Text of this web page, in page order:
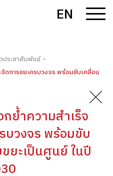
EN
ประชาสัมพันธ์ -
ดการขยะครบวงจร พร้อมขับเคลื่อน
ย้ำความสำเร็จ
บวงจร พร้อมขับ
ยะเป็นศูนย์ ในปี